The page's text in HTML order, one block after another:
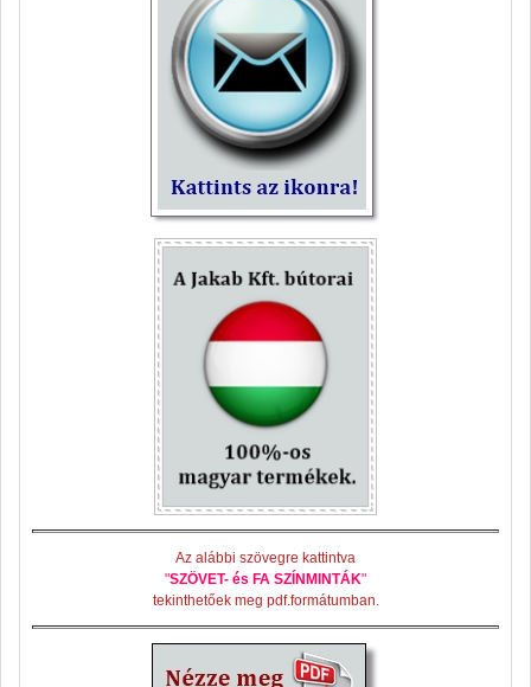
Az alábbi szövegre kattintva
"SZÖVET- és FA SZÍNMINTÁK"
tekinthetőek meg pdf.formátumban.